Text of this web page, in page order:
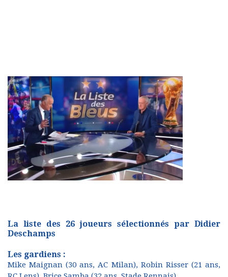
La liste des 26 joueurs sélectionnés par Didier
Deschamps
Les gardiens :
Mike Maignan (30 ans, AC Milan), Robin Risser (21 ans,